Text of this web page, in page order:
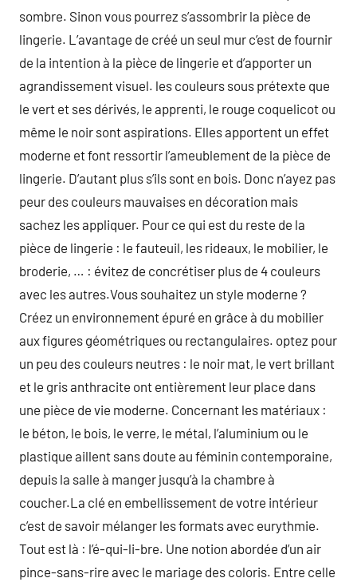
sombre. Sinon vous pourrez s’assombrir la pièce de
lingerie. L’avantage de créé un seul mur c’est de fournir
de la intention à la pièce de lingerie et d’apporter un
agrandissement visuel. les couleurs sous prétexte que
le vert et ses dérivés, le apprenti, le rouge coquelicot ou
même le noir sont aspirations. Elles apportent un effet
moderne et font ressortir l’ameublement de la pièce de
lingerie. D’autant plus s’ils sont en bois. Donc n’ayez pas
peur des couleurs mauvaises en décoration mais
sachez les appliquer. Pour ce qui est du reste de la
pièce de lingerie : le fauteuil, les rideaux, le mobilier, le
broderie, … : évitez de concrétiser plus de 4 couleurs
avec les autres.Vous souhaitez un style moderne ?
Créez un environnement épuré en grâce à du mobilier
aux figures géométriques ou rectangulaires. optez pour
un peu des couleurs neutres : le noir mat, le vert brillant
et le gris anthracite ont entièrement leur place dans
une pièce de vie moderne. Concernant les matériaux :
le béton, le bois, le verre, le métal, l’aluminium ou le
plastique aillent sans doute au féminin contemporaine,
depuis la salle à manger jusqu’à la chambre à
coucher.La clé en embellissement de votre intérieur
c’est de savoir mélanger les formats avec eurythmie.
Tout est là : l’é-qui-li-bre. Une notion abordée d’un air
pince-sans-rire avec le mariage des coloris. Entre celle